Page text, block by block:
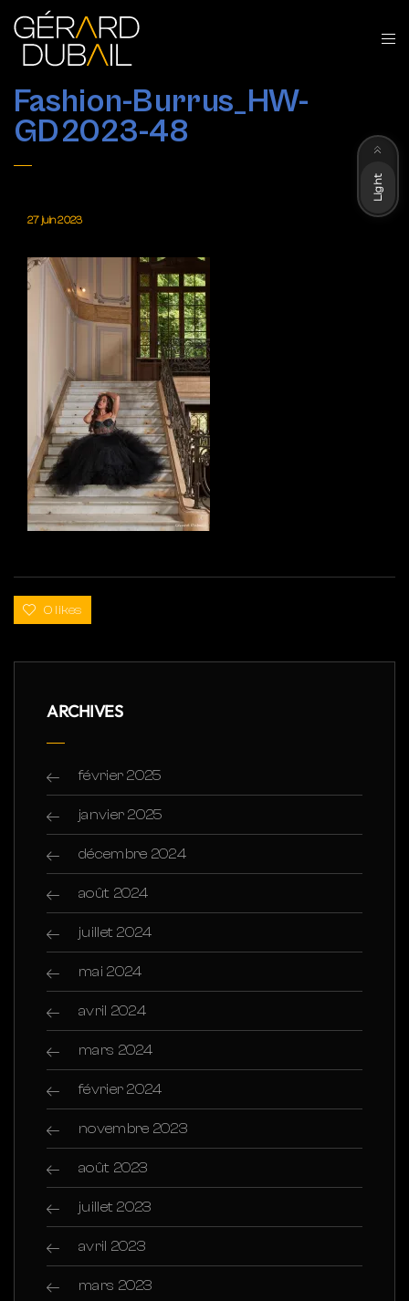
Fashion-Burrus_HW-
GD2023-48
27 juin 2023
0 likes
ARCHIVES
février 2025
janvier 2025
décembre 2024
août 2024
juillet 2024
mai 2024
avril 2024
mars 2024
février 2024
novembre 2023
août 2023
juillet 2023
avril 2023
mars 2023
Light
Dark